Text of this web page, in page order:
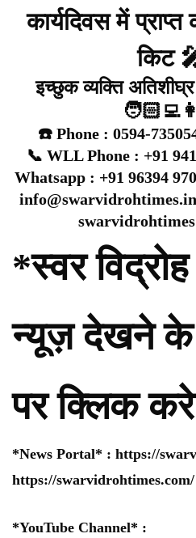
कार्यदिवस में प्राप्त
किट
इच्छुक व्यक्ति
☎️ Phone : 0594-
📞 WLL Phone : +91
Whatsapp : +91 96394
*स्वर
न्यूज़ देखने के
पर क्लिक
*News Portal* : https://
https://swarvidrohtimes.com/
*YouTube Channel* :